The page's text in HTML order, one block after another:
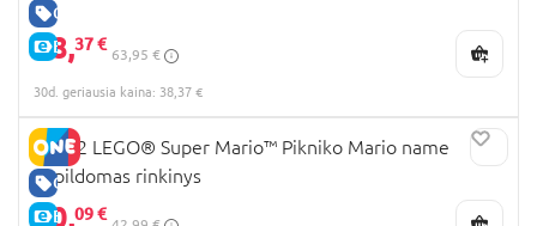
GERA KAINA
E-KAINA
38,37 €
63,95 €
30d. geriausia kaina: 38,37 €
GERA KAINA
E-KAINA
71422 LEGO® Super Mario™ Pikniko Mario name
papildomas rinkinys
30,09 €